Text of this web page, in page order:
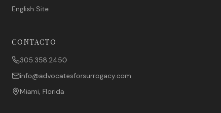
English Site
CONTACTO
305.358.2450
info@advocatesforsurrogacy.com
Miami, Florida